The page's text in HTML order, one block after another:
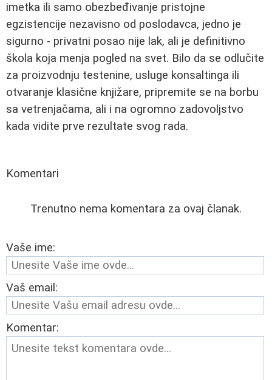
imetka ili samo obezbeđivanje pristojne
egzistencije nezavisno od poslodavca, jedno je
sigurno - privatni posao nije lak, ali je definitivno
škola koja menja pogled na svet. Bilo da se odlučite
za proizvodnju testenine, usluge konsaltinga ili
otvaranje klasične knjižare, pripremite se na borbu
sa vetrenjačama, ali i na ogromno zadovoljstvo
kada vidite prve rezultate svog rada.
Komentari
Trenutno nema komentara za ovaj članak.
Vaše ime:
Vaš email:
Komentar: